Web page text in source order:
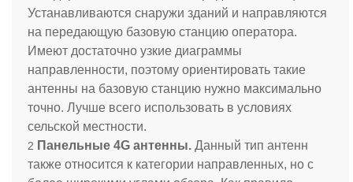
Устанавливаются снаружи зданий и направляются
на передающую базовую станцию оператора.
Имеют достаточно узкие диаграммы
направленности, поэтому ориентировать такие
антенны на базовую станцию нужно максимально
точно. Лучше всего использовать в условиях
сельской местности.
Панельные 4G антенны. Данный тип антенн
также относится к категории направленных, но с